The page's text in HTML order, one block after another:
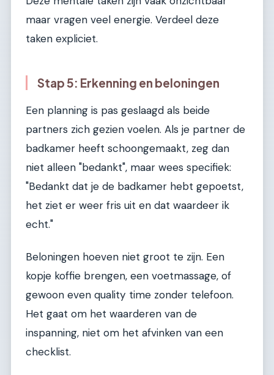
maar vragen veel energie. Verdeel deze
taken expliciet.
Stap 5: Erkenning en beloningen
Een planning is pas geslaagd als beide
partners zich gezien voelen. Als je partner de
badkamer heeft schoongemaakt, zeg dan
niet alleen "bedankt", maar wees specifiek:
"Bedankt dat je de badkamer hebt gepoetst,
het ziet er weer fris uit en dat waardeer ik
echt."
Beloningen hoeven niet groot te zijn. Een
kopje koffie brengen, een voetmassage, of
gewoon even quality time zonder telefoon.
Het gaat om het waarderen van de
inspanning, niet om het afvinken van een
checklist.